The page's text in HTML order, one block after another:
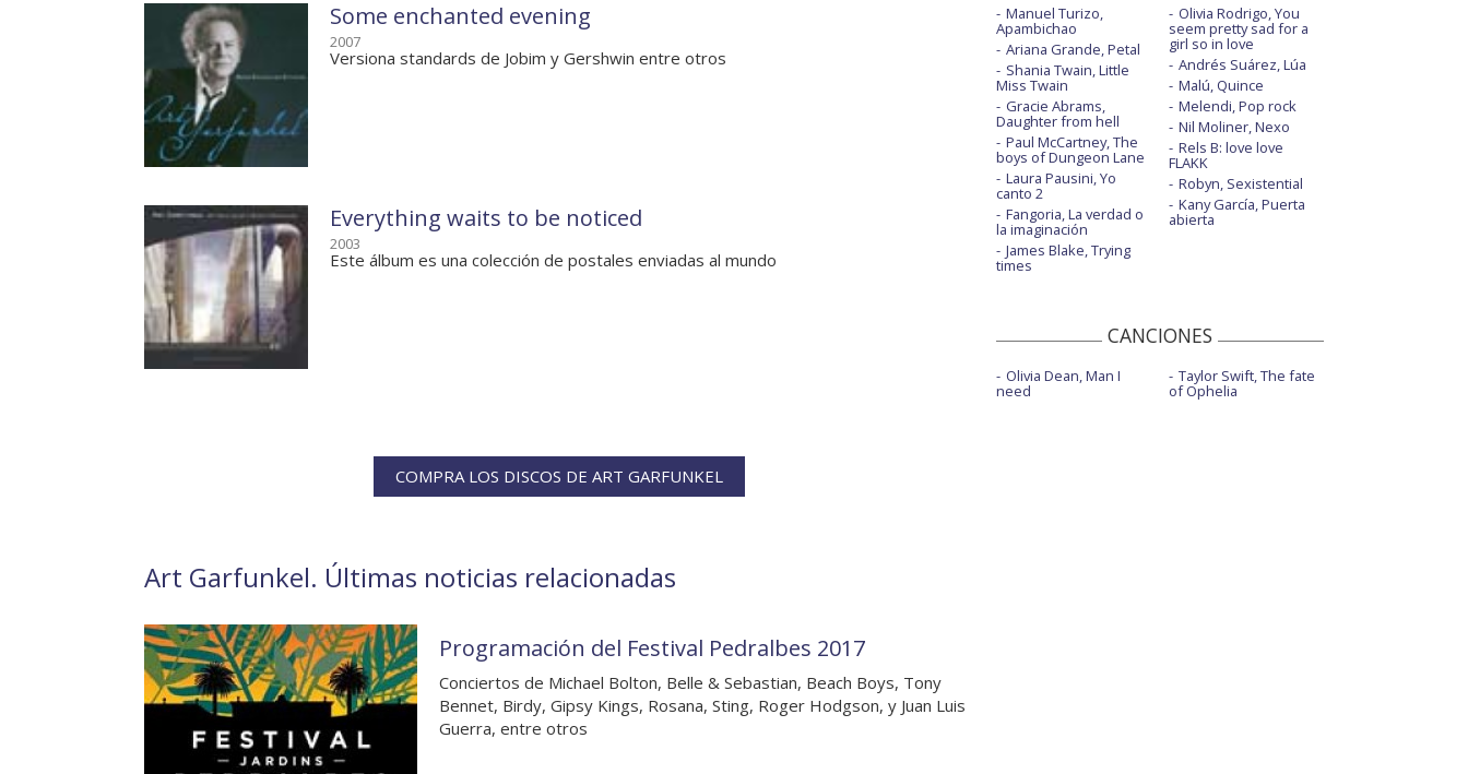
Some enchanted evening
2007
Versiona standards de Jobim y Gershwin entre otros
Everything waits to be noticed
2003
Este álbum es una colección de postales enviadas al mundo
COMPRA LOS DISCOS DE ART GARFUNKEL
Art Garfunkel. Últimas noticias relacionadas
Programación del Festival Pedralbes 2017
Conciertos de Michael Bolton, Belle & Sebastian, Beach Boys, Tony
Bennet, Birdy, Gipsy Kings, Rosana, Sting, Roger Hodgson, y Juan Luis
Guerra, entre otros
Manuel Turizo,
Apambichao
Ariana Grande, Petal
Shania Twain, Little
Miss Twain
Gracie Abrams,
Daughter from hell
Paul McCartney, The
boys of Dungeon Lane
Laura Pausini, Yo
canto 2
Fangoria, La verdad o
la imaginación
James Blake, Trying
times
Olivia Rodrigo, You
seem pretty sad for a
girl so in love
Andrés Suárez, Lúa
Malú, Quince
Melendi, Pop rock
Nil Moliner, Nexo
Rels B: love love
FLAKK
Robyn, Sexistential
Kany García, Puerta
abierta
CANCIONES
Olivia Dean, Man I
need
Taylor Swift, The fate
of Ophelia